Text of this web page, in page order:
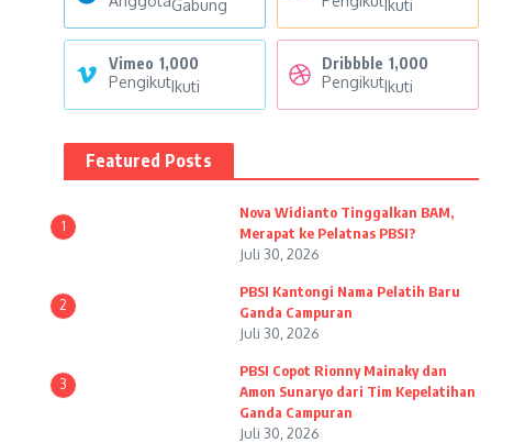
Gabung Ikuti
Vimeo 1,000
PengikutIkuti
Dribbble 1,000
PengikutIkuti
Featured Posts
1
Nova Widianto Tinggalkan BAM,
Merapat ke Pelatnas PBSI?
Juli 30, 2026
2
PBSI Kantongi Nama Pelatih Baru
Ganda Campuran
Juli 30, 2026
3
PBSI Copot Rionny Mainaky dan
Amon Sunaryo dari Tim Kepelatihan
Ganda Campuran
Juli 30, 2026